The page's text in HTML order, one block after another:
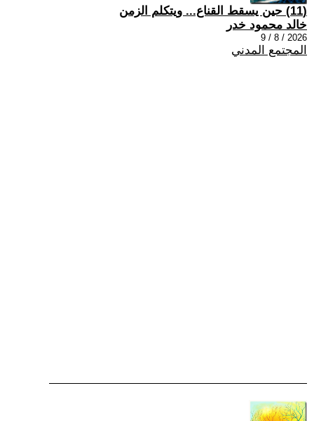
(11) حين يسقط القناع... ويتكلم الزمن
خالد محمود خدر
2026 / 8 / 9
المجتمع المدني